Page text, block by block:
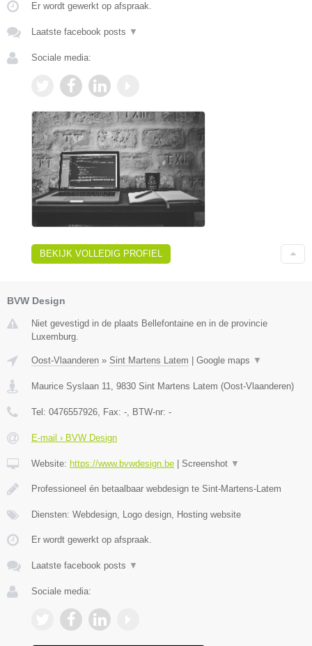
Er wordt gewerkt op afspraak.
Laatste facebook posts ▼
Sociale media:
BEKIJK VOLLEDIG PROFIEL
BVW Design
Niet gevestigd in de plaats Bellefontaine en in de provincie
Luxemburg.
Oost-Vlaanderen » Sint Martens Latem | Google maps ▼
Maurice Syslaan 11 9830 Sint Martens Latem (Oost-Vlaanderen)
Tel: 0476557926 , Fax: - , BTW-nr: -
E-mail › BVW Design
Website: https://www.bvwdesign.be | Screenshot ▼
Professioneel én betaalbaar webdesign te Sint-Martens-Latem
Diensten: Webdesign, Logo design, Hosting website
Er wordt gewerkt op afspraak.
Laatste facebook posts ▼
Sociale media: